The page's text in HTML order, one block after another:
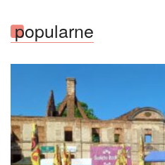
popularne